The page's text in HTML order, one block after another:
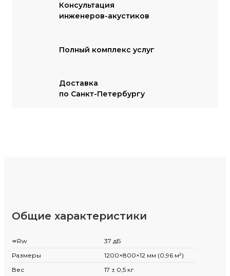
Консультация
инженеров-акустиков
Полный комплекс услуг
Доставка
по Санкт-Петербургу
Общие характеристики
≃Rw
37 дБ
Размеры
1200×800×12 мм (0,96 м²)
Вес
17 ± 0,5 кг